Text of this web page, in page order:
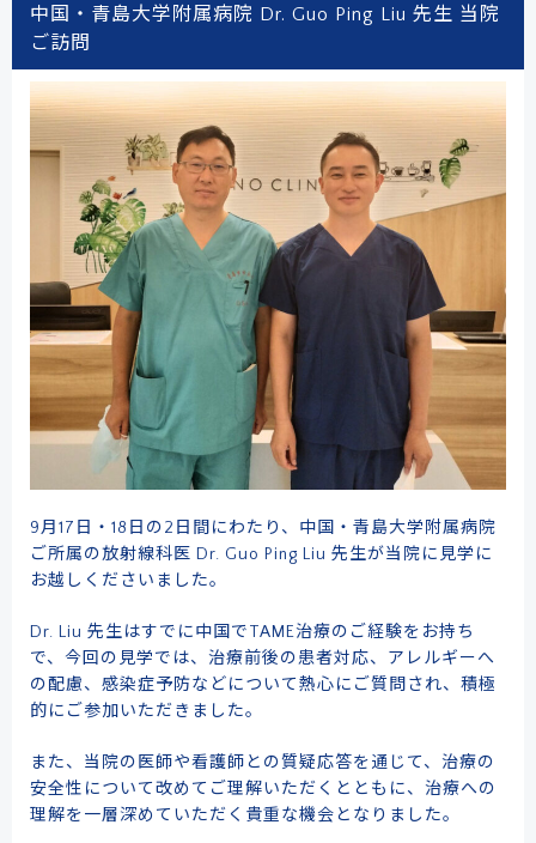
中国・青島大学附属病院 Dr. Guo Ping Liu 先生 当院
ご訪問
9月17日・18日の2日間にわたり、中国・青島大学附属病院
ご所属の放射線科医 Dr. Guo Ping Liu 先生が当院に見学に
お越しくださいました。
Dr. Liu 先生はすでに中国でTAME治療のご経験をお持ち
で、今回の見学では、治療前後の患者対応、アレルギーへ
の配慮、感染症予防などについて熱心にご質問され、積極
的にご参加いただきました。
また、当院の医師や看護師との質疑応答を通じて、治療の
安全性について改めてご理解いただくとともに、治療への
理解を一層深めていただく貴重な機会となりました。